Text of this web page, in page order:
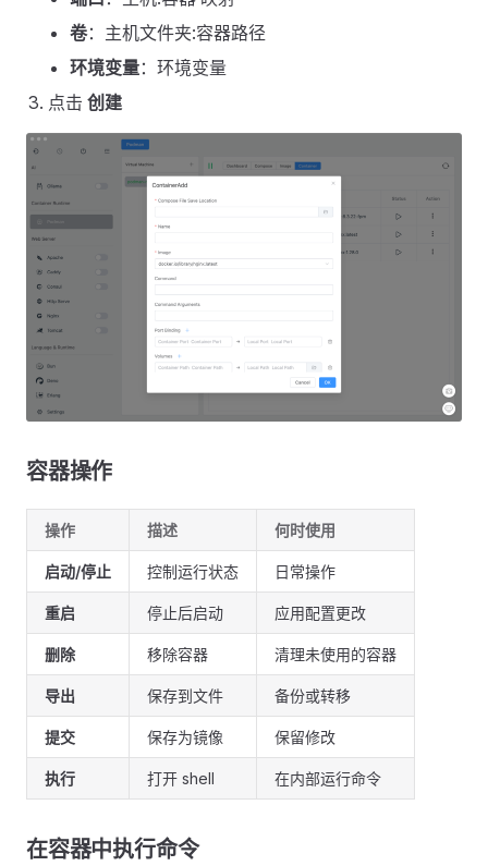
卷：主机文件夹:容器路径
环境变量：环境变量
点击 创建
容器操作
操作 描述 何时使用
启动/停止 控制运行状态 日常操作
重启 停止后启动 应用配置更改
删除 移除容器 清理未使用的容器
导出 保存到文件 备份或转移
提交 保存为镜像 保留修改
执行 打开 shell 在内部运行命令
在容器中执行命令